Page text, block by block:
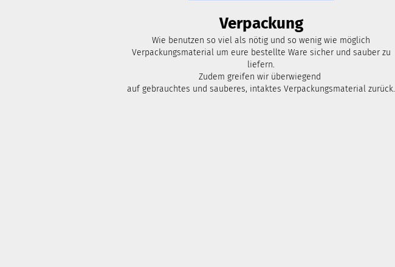
Verpackung
Wie benutzen so viel als nötig und so wenig wie möglich
Verpackungsmaterial um eure bestellte Ware sicher und sauber zu
liefern.
Zudem greifen wir überwiegend
auf gebrauchtes und sauberes, intaktes Verpackungsmaterial zurück.